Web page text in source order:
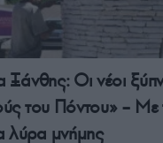
Ξάνθης: Οι νέοι
του Πόντου» – Με
λύρα μνήμης